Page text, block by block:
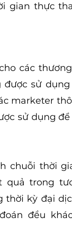
gian thực
các
sử
marketer
sử dụng
chuỗi thời
trong
thời kỳ đại
đều